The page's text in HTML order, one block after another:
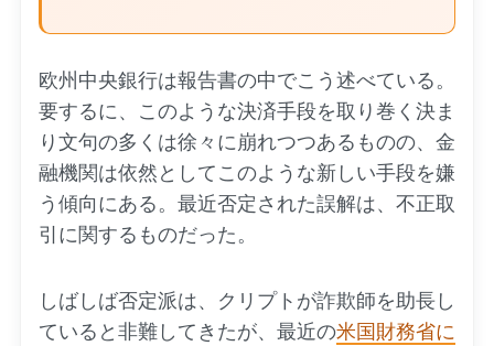
欧州中央銀行は報告書の中でこう述べている。
要するに、このような決済手段を取り巻く決ま
り文句の多くは徐々に崩れつつあるものの、金
融機関は依然としてこのような新しい手段を嫌
う傾向にある。最近否定された誤解は、不正取
引に関するものだった。
しばしば否定派は、クリプトが詐欺師を助長し
ていると非難してきたが、最近の米国財務省に